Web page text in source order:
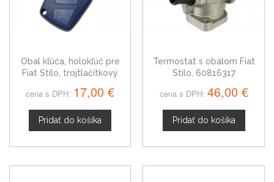
Obal kľúča, holokľúč pre
Fiat Stilo, trojtlačítkový
cena s DPH: 17,00 €
Pridať do košíka
Termostat s obalom Fiat
Stilo, 60816317
cena s DPH: 46,00 €
Pridať do košíka